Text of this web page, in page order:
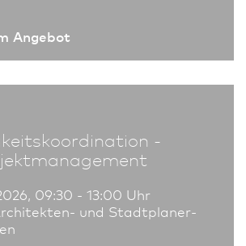
An­ge­bot
-
09:30 - 13:00 Uhr
und Stadt­planer­